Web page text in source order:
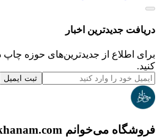
دریافت جدیدترین‌ اخبار
برای اطلاع از جدیدترین‌های حوزه چاپ
کنید.
ثبت ایمیل
فروشگاه می‌خوانم mikhanam.com